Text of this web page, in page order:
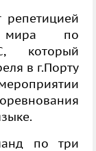
репетицией
мира по
который
в г.Порту
по три